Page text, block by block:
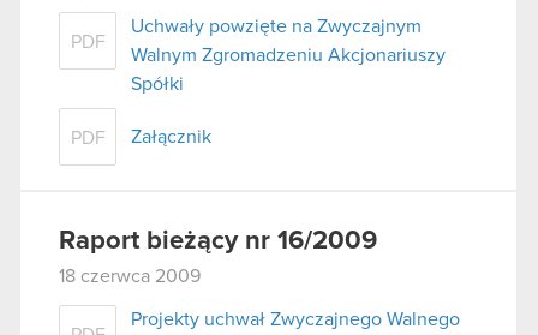
PDF
Uchwały powzięte na Zwyczajnym
Walnym Zgromadzeniu Akcjonariuszy
Spółki
PDF Załącznik
Raport bieżący nr 16/2009
18 czerwca 2009
Projekty uchwał Zwyczajnego Walnego